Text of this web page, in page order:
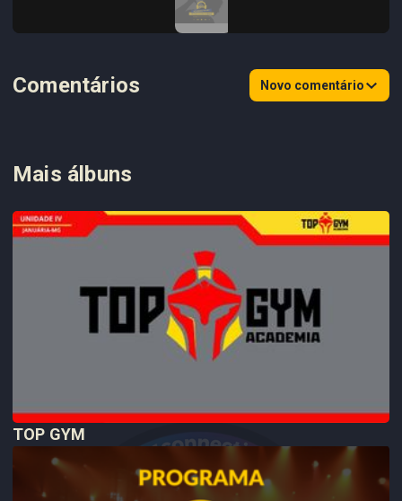
Mais álbuns
TOP GYM
Comentários Novo comentário